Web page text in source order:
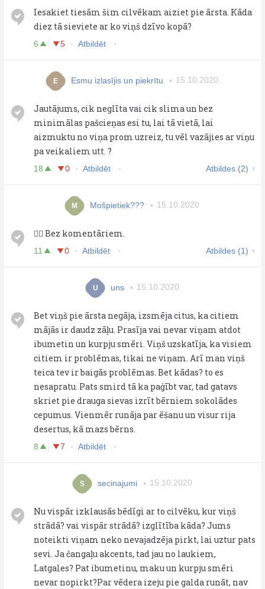
Iesakiet tiesām šim cilvēkam aiziet pie ārsta. Kāda
diez tā sieviete ar ko viņš dzīvo kopā?
6 5 Atbildēt
E Esmu izlasījis un piekrītu 15.10.2020
Jautājums, cik neglīta vai cik slima un bez
minimālas pašcieņas esi tu, lai tā vietā, lai
aizmuktu no viņa prom uzreiz, tu vēl vazājies ar viņu
pa veikaliem utt. ?
18 0 Atbildēt Atbildes (2)
M Mošpietiek??? 15.10.2020
🤦‍♂️ Bez komentāriem.
11 0 Atbildēt Atbildes (1)
U uns 15.10.2020
Bet viņš pie ārsta negāja, izsmēja citus, ka citiem
mājās ir daudz zāļu. Prasīja vai nevar viņam atdot
ibumetin un kurpju smēri. Viņš uzskatīja, ka visiem
citiem ir problēmas, tikai ne viņam. Arī man viņš
teica tev ir baigās problēmas. Bet kādas? to es
nesapratu. Pats smird tā ka paģībt var, tad gatavs
skriet pie drauga sievas izrīt bērniem sokolādes
cepumus. Vienmēr runāja par ēšanu un visur rija
desertus, kā mazs bērns.
8 7 Atbildēt
S secinajumi 15.10.2020
Nu vispār izklausās bēdīgi ar to cilvēku, kur viņš
strādā? vai vispār strādā? izglītība kāda? Jums
noteikti viņam neko nevajadzēja pirkt, lai uztur pats
sevi. Ja čangaļu akcents, tad jau no laukiem,
Latgales? Pat ibumetinu, maku un kurpju smēri
nevar nopirkt?Par vēdera izeju pie galda runāt, nav